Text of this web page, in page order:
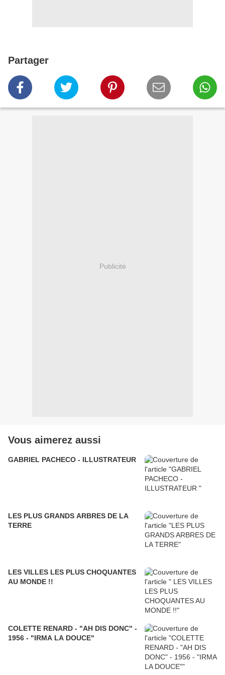
Partager
Publicité
Vous aimerez aussi
GABRIEL PACHECO - ILLUSTRATEUR
LES PLUS GRANDS ARBRES DE LA
TERRE
LES VILLES LES PLUS CHOQUANTES
AU MONDE !!
COLETTE RENARD - "AH DIS DONC" -
1956 - "IRMA LA DOUCE"